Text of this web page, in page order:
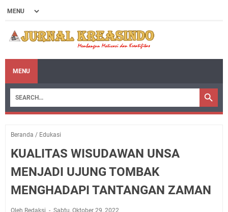
MENU
Beranda / Edukasi
KUALITAS WISUDAWAN UNSA
MENJADI UJUNG TOMBAK
MENGHADAPI TANTANGAN ZAMAN
Oleh Redaksi Sabtu, Oktober 29, 2022